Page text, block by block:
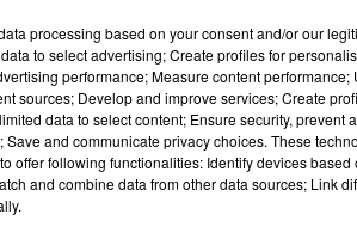
en rez-de-chaussée,
ainsi qu'une surface
Clouterie. Un chantier qui
processing based on your consent and/or our
to select advertising; Create profiles for
performance; Measure content
sources; Develop and improve services; Create
data to select content; Ensure security, prevent
and communicate privacy choices. These
offer following functionalities: Identify devices
and combine data from other data sources; Link